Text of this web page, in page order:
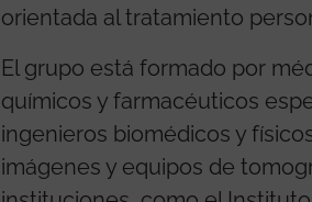
orientada al tratamiento
El grupo está formado por
químicos y farmacéuticos
ingenieros biomédicos y
imágenes y equipos de